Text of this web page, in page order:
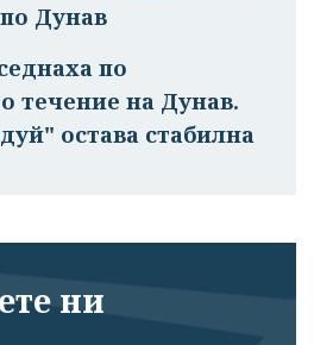
Дунав
по
течение на Дунав.
остава стабилна
ни